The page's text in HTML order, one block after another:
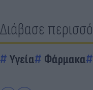
Διάβασε
Υγεία Φάρμακα